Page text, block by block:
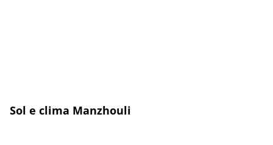
Sol e clima Manzhouli